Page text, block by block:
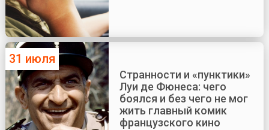
31 июля
Странности и «пунктики»
Луи де Фюнеса: чего
боялся и без чего не мог
жить главный комик
французского кино